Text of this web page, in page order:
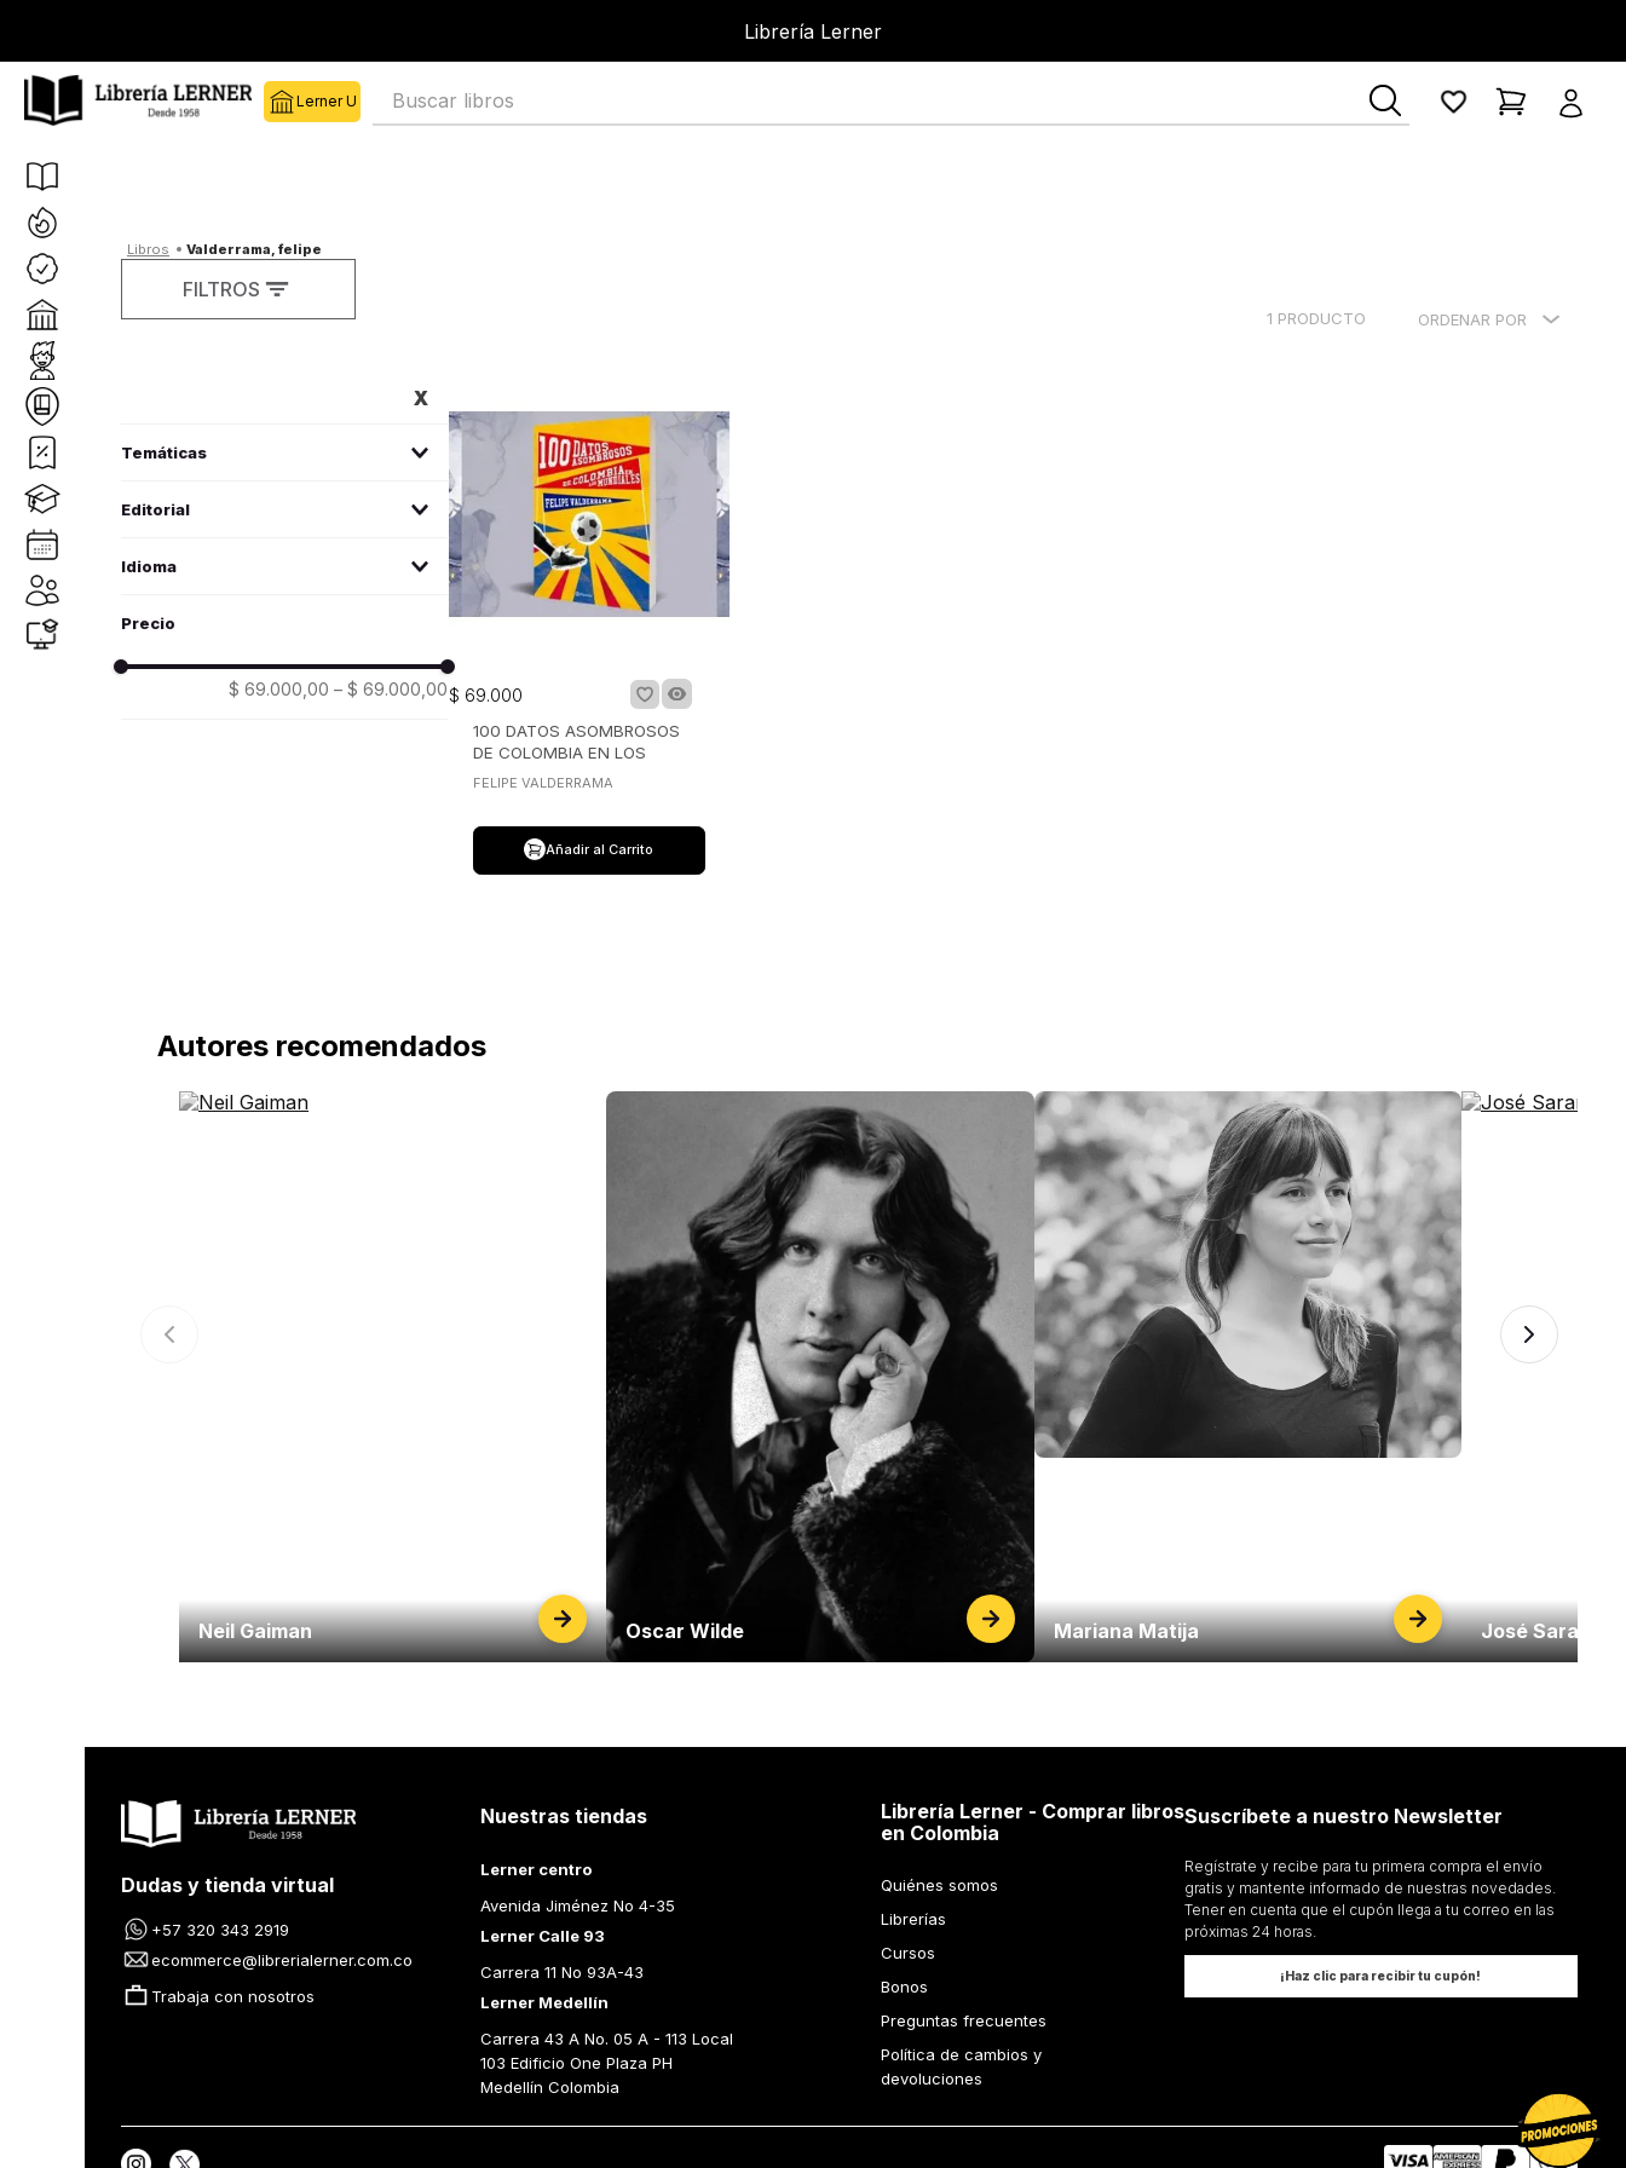
Librería Lerner
Buscar libros
valderrama, felipe
1 PRODUCTO ORDENAR POR
FILTROS
deportes
Editorial
planeta
Idioma
español
$ 69.000,00 – $ 69.000,00$ 69.000
100 DATOS ASOMBROSOS
DE COLOMBIA EN LOS
MUNDIALES
FELIPE VALDERRAMA
Añadir al Carrito
Autores recomendados
Neil Gaiman Oscar Wilde Mariana Matija José
Dudas y tienda virtual
+57 320 343 2919
ecommerce@librerialerner.com.co
Trabaja con nosotros
Nuestras tiendas
Lerner centro
Avenida Jiménez No 4-35
Lerner Calle 93
Carrera 11 No 93A-43
Lerner Medellín
Carrera 43 A No. 05 A - 113 Local
103 Edificio One Plaza PH
Medellín Colombia
Librería Lerner - Comprar libros
en Colombia
Quiénes somos
Librerías
Cursos
Bonos
Preguntas frecuentes
Política de cambios y
devoluciones
Suscríbete a nuestro Newsletter
Regístrate y recibe para tu primera compra el envío
gratis y mantente informado de nuestras novedades.
Tener en cuenta que el cupón llega a tu correo en las
próximas 24 horas.
¡Haz clic para recibir tu cupón!